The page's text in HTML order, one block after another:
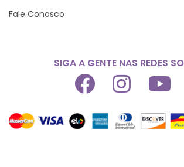
Fale Conosco
SIGA A GENTE NAS REDES